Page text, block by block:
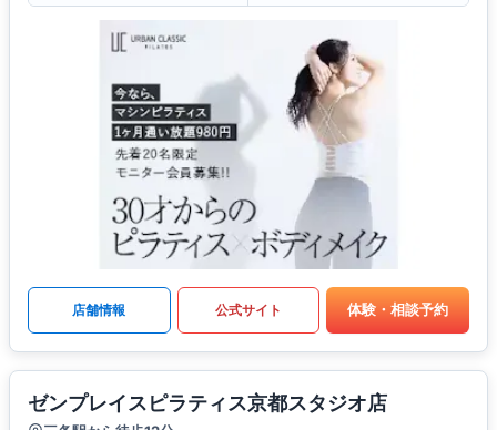
店舗情報 公式サイト 体験・相談予約
ゼンプレイスピラティス京都スタジオ店